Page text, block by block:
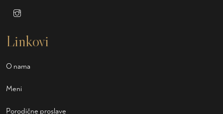
Linkovi
O nama
Meni
Porodične proslave